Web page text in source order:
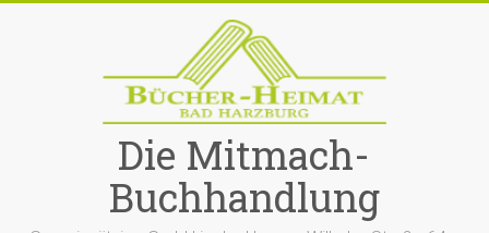
Die Mitmach-
Buchhandlung